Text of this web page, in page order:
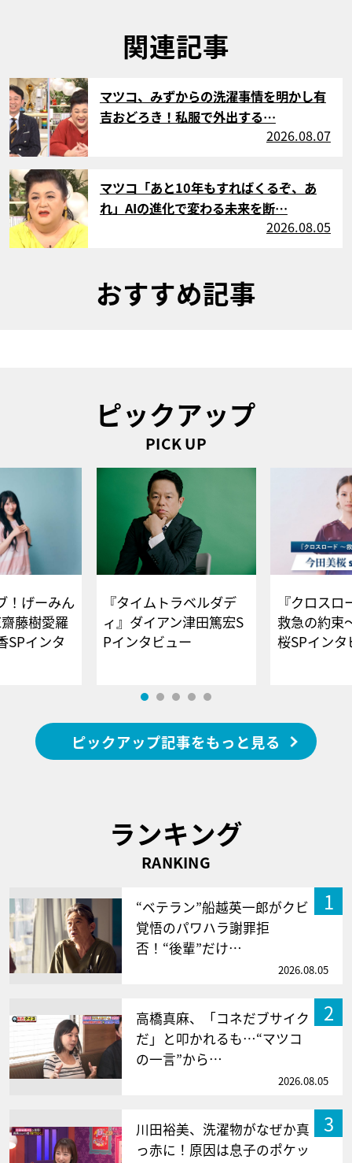
関連記事
サムネイル
マツコ、みずからの洗濯事情を明かし有
吉おどろき！私服で外出する…
2026.08.07
サムネイル
マツコ「あと10年もすればくるぞ、あ
れ」AIの進化で変わる未来を断…
2026.08.05
おすすめ記事
ピックアップ
PICK UP
！げーみん
藤樹愛羅
SPインタ
『タイムトラベルダデ
ィ』ダイアン津田篤宏S
Pインタビュー
『クロス
救急の約束
桜SPイ
ピックアップ記事をもっと見る
ランキング
RANKING
1
“ベテラン”船越英一郎がクビ
覚悟のパワハラ謝罪拒
否！“後輩”だけ…
2026.08.05
2
高橋真麻、「コネだブサイク
だ」と叩かれるも…“マツコ
の一言”から…
2026.08.05
3
川田裕美、洗濯物がなぜか真
っ赤に！原因は息子のポケッ